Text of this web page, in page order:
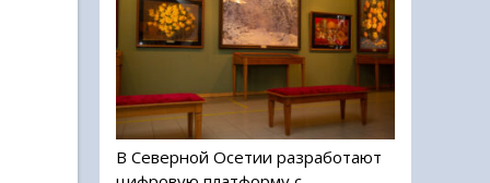
В Северной Осетии разработают